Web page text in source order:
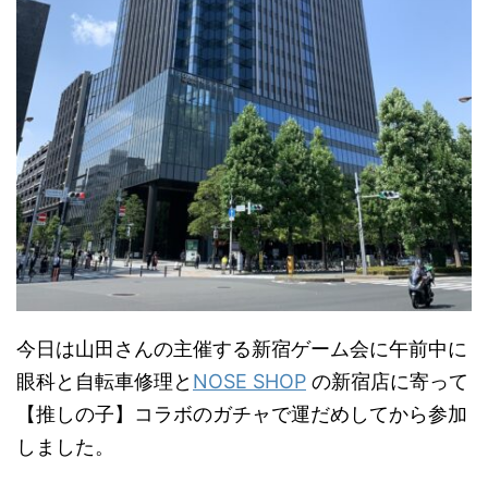
今日は山田さんの主催する新宿ゲーム会に午前中に
眼科と自転車修理と NOSE SHOP の新宿店に寄って
【推しの子】コラボのガチャで運だめしてから参加
しました。